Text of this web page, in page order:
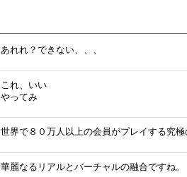
あれれ？できない、、、
これ、いい
やってみ
世界で８０万人以上の会員がプレイする究
華麗なるリアルとバーチャルの融合ですね。